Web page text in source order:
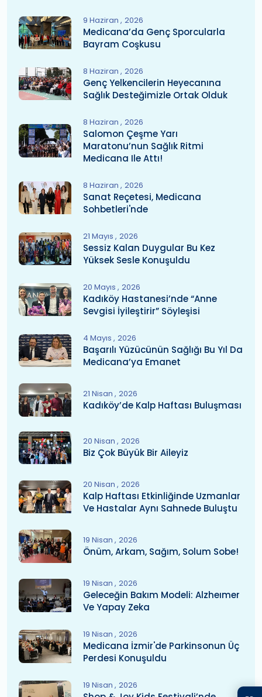
9 Haziran 2026
Medicana’da Genç Sporcularla
Bayram Coşkusu
8 Haziran 2026
Genç Yelkencilerin Heyecanına
Sağlık Desteğimizle Ortak Olduk
8 Haziran 2026
Salomon Çeşme Yarı
Maratonu’nun Sağlık Ritmi
Medicana Ile Attı!
8 Haziran 2026
Sanat Reçetesi, Medicana
Sohbetleri'nde
21 Mayıs 2026
Sessiz Kalan Duygular Bu Kez
Yüksek Sesle Konuşuldu
20 Mayıs 2026
Kadıköy Hastanesi’nde “Anne
Sevgisi İyileştirir” Söyleşisi
4 Mayıs 2026
Başarılı Yüzücünün Sağlığı Bu Yıl Da
Medicana’ya Emanet
21 Nisan 2026
Kadıköy’de Kalp Haftası Buluşması
20 Nisan 2026
Biz Çok Büyük Bir Aileyiz
20 Nisan 2026
Kalp Haftası Etkinliğinde Uzmanlar
Ve Hastalar Aynı Sahnede Buluştu
19 Nisan 2026
Önüm, Arkam, Sağım, Solum Sobe!
19 Nisan 2026
Geleceğin Bakım Modeli: Alzheımer
Ve Yapay Zeka
19 Nisan 2026
Medicana İzmir'de Parkinsonun Üç
Perdesi Konuşuldu
19 Nisan 2026